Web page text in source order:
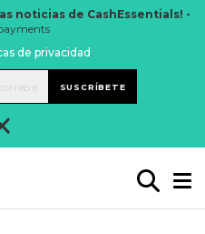
noticias de CashEssentials! -
de privacidad .
SUSCRÍBETE